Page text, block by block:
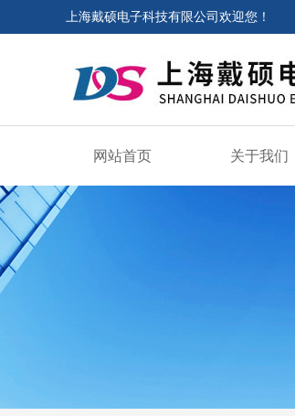
上海戴硕电子科技有限公司欢迎您！
网站首页 关于我们